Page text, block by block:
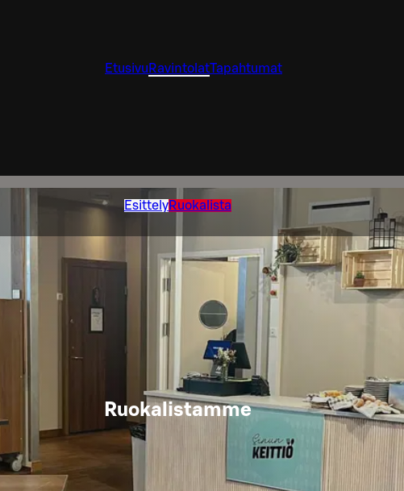
Etusivu RavintolatTapahtumat
EsittelyRuokalista
Ruokalistamme